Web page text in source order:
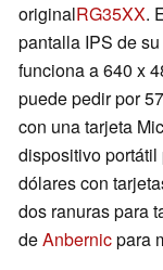
originalRG35XX.
pantalla IPS de
funciona a 640 x
puede pedir por
con una tarjeta
dispositivo
dólares con
dos ranuras para
deAnbernicpara